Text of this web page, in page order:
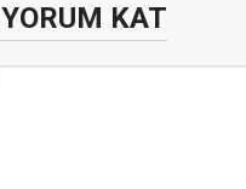
YORUM KAT